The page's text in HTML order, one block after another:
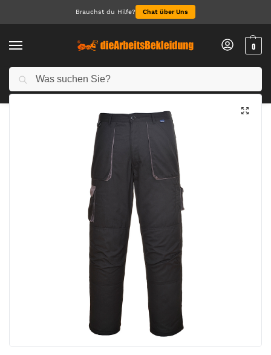
Brauchst du Hilfe? Chat über Uns
0
Start Arbeitskleidung Herren